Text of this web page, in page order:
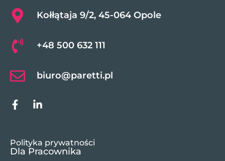
Kołłątaja 9/2, 45-064 Opole
+48 500 632 111
biuro@paretti.pl
Polityka prywatności
Dla Pracownika